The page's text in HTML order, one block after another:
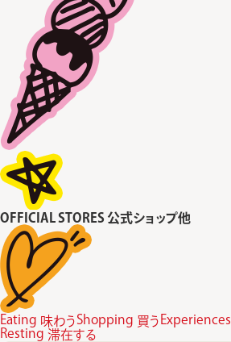
OFFICIAL STORES 公式ショップ他
Eating 味わうShopping 買う Experiences
Resting 滞在する